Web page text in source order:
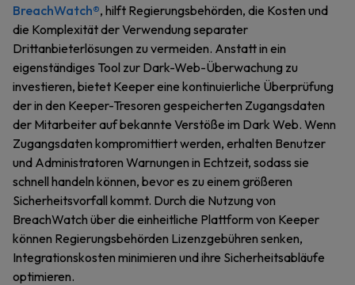
BreachWatch®, hilft Regierungsbehörden, die Kosten und
die Komplexität der Verwendung separater
Drittanbieterlösungen zu vermeiden. Anstatt in ein
eigenständiges Tool zur Dark-Web-Überwachung zu
investieren, bietet Keeper eine kontinuierliche Überprüfung
der in den Keeper-Tresoren gespeicherten Zugangsdaten
der Mitarbeiter auf bekannte Verstöße im Dark Web. Wenn
Zugangsdaten kompromittiert werden, erhalten Benutzer
und Administratoren Warnungen in Echtzeit, sodass sie
schnell handeln können, bevor es zu einem größeren
Sicherheitsvorfall kommt. Durch die Nutzung von
BreachWatch über die einheitliche Plattform von Keeper
können Regierungsbehörden Lizenzgebühren senken,
Integrationskosten minimieren und ihre Sicherheitsabläufe
optimieren.